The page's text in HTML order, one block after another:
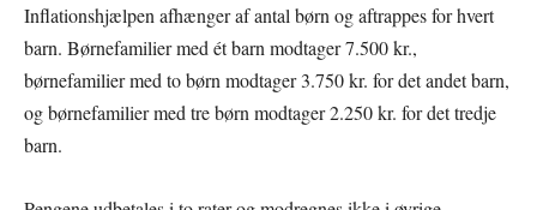
Inflationshjælpen afhænger af antal børn og aftrappes for hvert
barn. Børnefamilier med ét barn modtager 7.500 kr.,
børnefamilier med to børn modtager 3.750 kr. for det andet barn,
og børnefamilier med tre børn modtager 2.250 kr. for det tredje
barn.